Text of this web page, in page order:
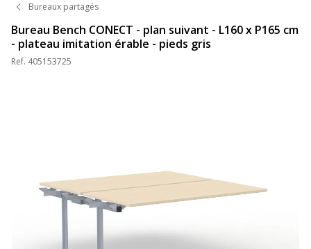
Bureaux partagés
Bureau Bench CONECT - plan suivant - L160 x P165 cm
- plateau imitation érable - pieds gris
Ref. 405153725